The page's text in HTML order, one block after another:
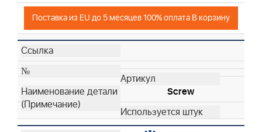
Поставка из EU до 5 месяцев 100% оплата В корзину
Screw